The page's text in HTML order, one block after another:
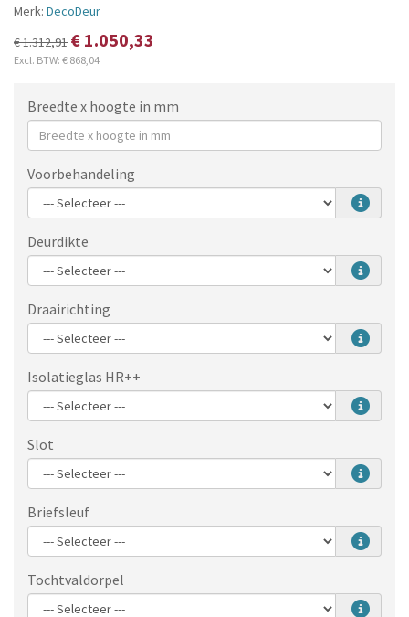
Merk: DecoDeur
€ 1.312,91 € 1.050,33
Excl. BTW: € 868,04
Breedte x hoogte in mm
Voorbehandeling
Deurdikte
Draairichting
Isolatieglas HR++
Slot
Briefsleuf
Tochtvaldorpel